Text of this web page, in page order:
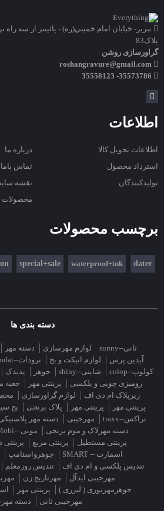
تبريز- خيابان امام خميني(ره) - پائينتر از سه
پلاک83
گراورسازی روشن
roshangravure@gmail.com
35573786- 35558123
اطلاعات
درباره ما
اطلاعات تحویل کالا
تماس باما
استرداد محصول
نقشه
تولیدکنندگان
محصولات
برچسب محصولات
dater
waterproof+ink
special+sale
دسته بندی ها
ثانی--sunny لوازم مهرسازی دسته مهر
آیدین پرس
لوازم اتیکت و بج ترودات--trodat
کولوپ--colop
شاینی--shiny جوهر پدیدک
رومیزی چوبی و پلکسی
پرینتی مهر جعبه
زیرپلاک ام دی اف
لوازم گراورسازی
پرینتی مهر
پرینتی مهر پلاک برنجی بج
تراکس--traxx
مهرجیبی دسته مهر
دسته مهرلاک و موم برنجی
موبی --Mobi
پرینتی مستطیل
پرینتی مربع پرینتی
اسمارت -- SMART
جوهرواستامپ
تندیس پلکسی و ام دی اف
تندیس روزمعلم
مهرجیبی ایدآل
مهرتاریخ زن
جوهرمهرنوری ( لیزری )
پرینتی مهر
مهرجیبی ثانی
دسته